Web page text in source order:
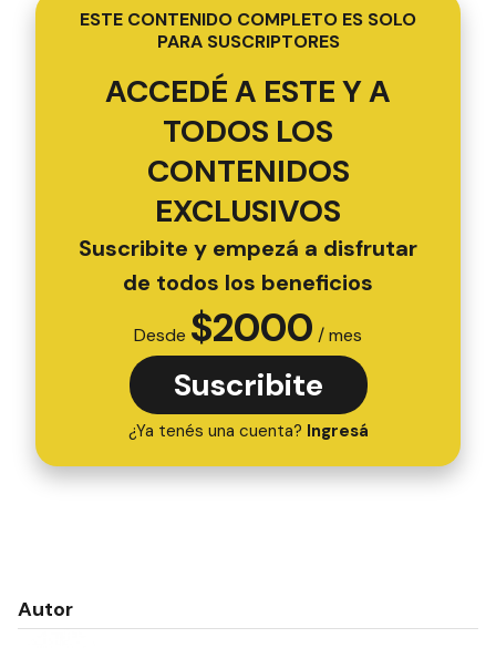
ESTE CONTENIDO COMPLETO ES SOLO
PARA SUSCRIPTORES
ACCEDÉ A ESTE Y A
TODOS LOS
CONTENIDOS
EXCLUSIVOS
Suscribite y empezá a disfrutar
de todos los beneficios
Desde $2000 / mes
Suscribite
¿Ya tenés una cuenta? Ingresá
Autor